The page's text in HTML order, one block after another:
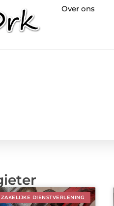
Over ons
ZAKELIJKE DIENSTVERLENING